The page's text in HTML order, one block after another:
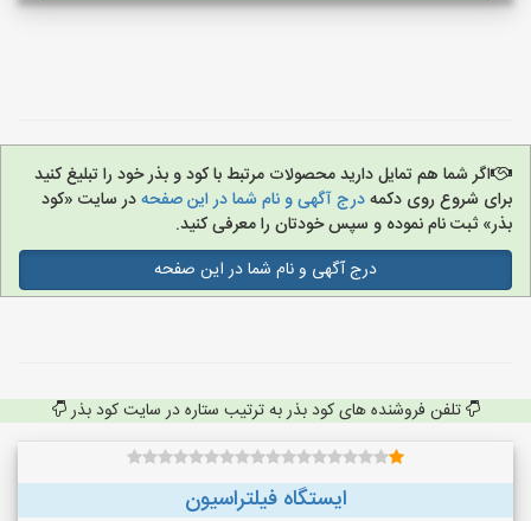
اگر شما هم تمایل دارید محصولات مرتبط با کود و بذر خود را تبلیغ کنید
برای شروع روی دکمهدرج آگهی و نام شما در این صفحهدر سایت «کود
بذر» ثبت نام نموده و سپس خودتان را معرفی کنید.
درج آگهی و نام شما در این صفحه
تلفن فروشنده های کود بذر به ترتیب ستاره در سایت کود بذر
ایستگاه فیلتراسیون